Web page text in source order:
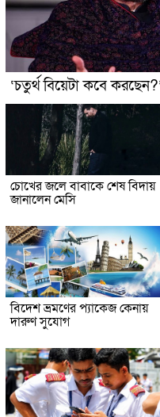
‘চতুর্থ বিয়েটা কবে
চোখের জলে বাবাকে শেষ বিদায়
জানালেন মেসি
বিদেশ ভ্রমণের প্যাকেজ কেনায়
দারুণ সুযোগ